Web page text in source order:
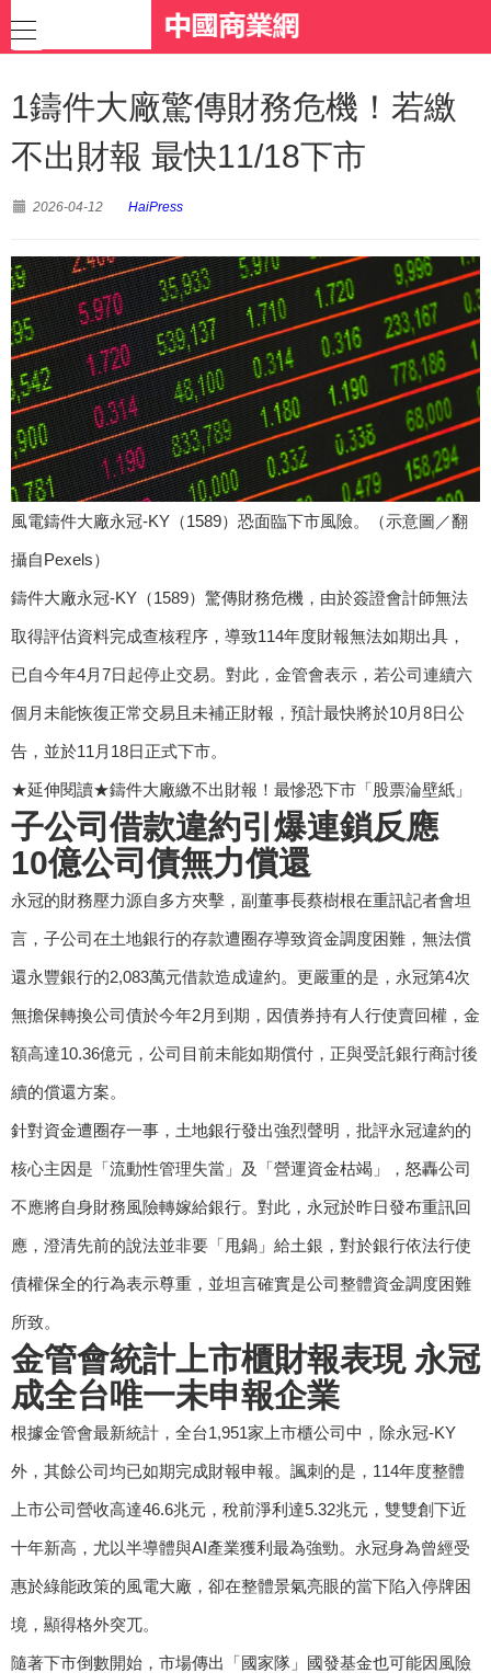
1鑄件大廠驚傳財務危機！若繳
不出財報 最快11/18下市
2026-04-12 HaiPress
風電鑄件大廠永冠-KY（1589）恐面臨下市風險。（示意圖／翻
攝自Pexels）
鑄件大廠永冠-KY（1589）驚傳財務危機，由於簽證會計師無法
取得評估資料完成查核程序，導致114年度財報無法如期出具，
已自今年4月7日起停止交易。對此，金管會表示，若公司連續六
個月未能恢復正常交易且未補正財報，預計最快將於10月8日公
告，並於11月18日正式下市。
★延伸閱讀★鑄件大廠繳不出財報！最慘恐下市「股票淪壁紙」
子公司借款違約引爆連鎖反應
10億公司債無力償還
永冠的財務壓力源自多方夾擊，副董事長蔡樹根在重訊記者會坦
言，子公司在土地銀行的存款遭圈存導致資金調度困難，無法償
還永豐銀行的2,083萬元借款造成違約。更嚴重的是，永冠第4次
無擔保轉換公司債於今年2月到期，因債券持有人行使賣回權，金
額高達10.36億元，公司目前未能如期償付，正與受託銀行商討後
續的償還方案。
針對資金遭圈存一事，土地銀行發出強烈聲明，批評永冠違約的
核心主因是「流動性管理失當」及「營運資金枯竭」，怒轟公司
不應將自身財務風險轉嫁給銀行。對此，永冠於昨日發布重訊回
應，澄清先前的說法並非要「甩鍋」給土銀，對於銀行依法行使
債權保全的行為表示尊重，並坦言確實是公司整體資金調度困難
所致。
金管會統計上市櫃財報表現 永冠
成全台唯一未申報企業
根據金管會最新統計，全台1,951家上市櫃公司中，除永冠-KY
外，其餘公司均已如期完成財報申報。諷刺的是，114年度整體
上市公司營收高達46.6兆元，稅前淨利達5.32兆元，雙雙創下近
十年新高，尤以半導體與AI產業獲利最為強勁。永冠身為曾經受
惠於綠能政策的風電大廠，卻在整體景氣亮眼的當下陷入停牌困
境，顯得格外突兀。
隨著下市倒數開始，市場傳出「國家隊」國發基金也可能因風險